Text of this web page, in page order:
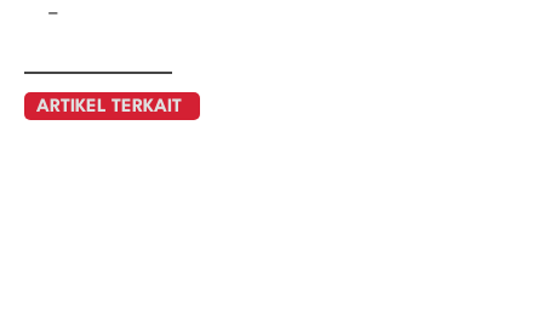
–
ARTIKEL TERKAIT